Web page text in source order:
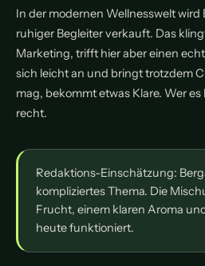
In der modernen Wellnesswelt wird
ruhiger Begleiter verkauft. Das
Marketing, trifft hier aber einen
sich leicht an und bringt trotzdem
mag, bekommt etwas Klare. Wer
recht.
Redaktions-Einschätzung:
kompliziertes Thema. Die
Frucht, einem klaren Aroma
heute funktioniert.